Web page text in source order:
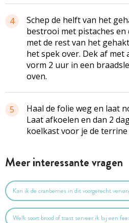
4
Schep de helft van het
bestrooi met pistaches en
met de rest van het
het spek over. Dek af met
vorm 2 uur in een
oven.
5
Haal de folie weg en laat
Laat afkoelen en dan 2
koelkast voor je de terrine
Meer interessante vragen
Kan ik de cranberries in dit voorgerecht
Welk soort brood of toast serveer ik bij een